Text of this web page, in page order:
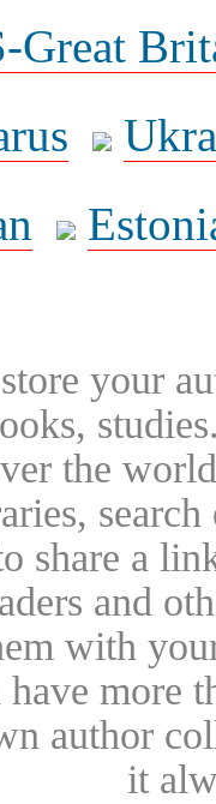
Great
your
the
share a
and
with
more
author
it